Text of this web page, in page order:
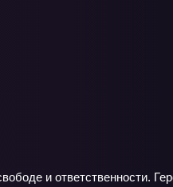
и ответственности.